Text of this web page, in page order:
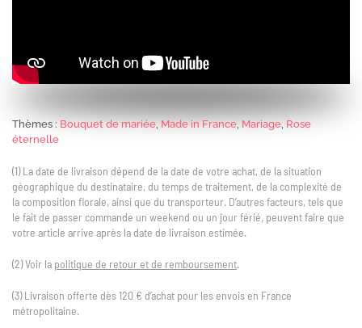
Thèmes : Bouquet de mariée, Made in France, Mariage, Rose
éternelle
(1) La date de livraison dépend de la date de votre achat, de la situation
géographique du destinataire, du temps de traitement, de la complexité de
la composition florale, ainsi que du transporteur. D’autres facteurs, tels que
le fait de passer commande un weekend ou un jour férié, peuvent faire que
votre article arrive après la date de livraison estimée.
(2) Voir la politique de retour et de remboursement.
(3) Livraison offerte dès 120 € d’achat pour les envois en France
métropolitaine.